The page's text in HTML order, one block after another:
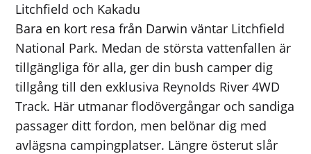
Litchfield och Kakadu
Bara en kort resa från Darwin väntar Litchfield
National Park. Medan de största vattenfallen är
tillgängliga för alla, ger din bush camper dig
tillgång till den exklusiva Reynolds River 4WD
Track. Här utmanar flodövergångar och sandiga
passager ditt fordon, men belönar dig med
avlägsna campingplatser. Längre österut slår